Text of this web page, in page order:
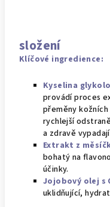
složení
Klíčové ingredience:
Kyselina
provádí proces
přeměny
rychlejší
a zdravě
Extrakt z
bohatý na
účinky.
Jojobový olej s
uklidňující,